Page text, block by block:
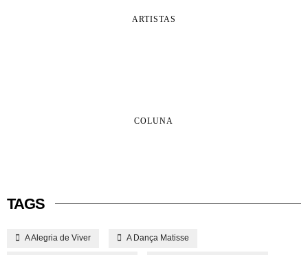
ARTISTAS
COLUNA
TAGS
A Alegria de Viver A Dança Matisse